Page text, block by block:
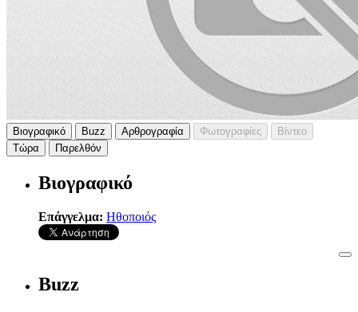
Βιογραφικό Buzz Αρθρογραφία Φωτογραφίες
Βίντεο
Τώρα
Παρελθόν
Βιογραφικό
Επάγγελμα: Ηθοποιός
Buzz